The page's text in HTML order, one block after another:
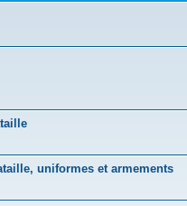
uniformes et armements